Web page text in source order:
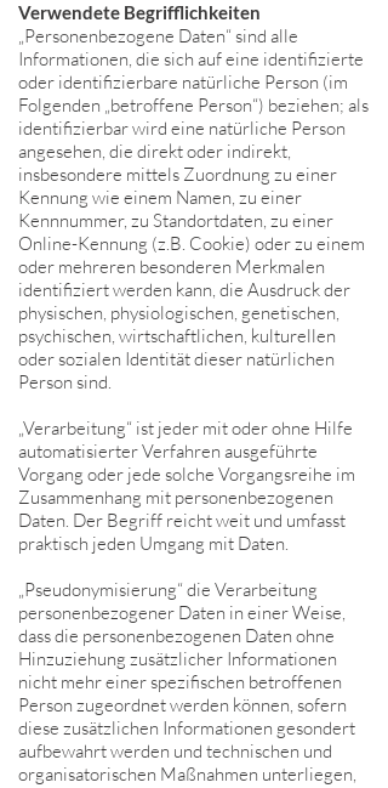
Verwendete Begrifflichkeiten
„Personenbezogene Daten“ sind alle
Informationen, die sich auf eine identifizierte
oder identifizierbare natürliche Person (im
Folgenden „betroffene Person“) beziehen; als
identifizierbar wird eine natürliche Person
angesehen, die direkt oder indirekt,
insbesondere mittels Zuordnung zu einer
Kennung wie einem Namen, zu einer
Kennnummer, zu Standortdaten, zu einer
Online-Kennung (z.B. Cookie) oder zu einem
oder mehreren besonderen Merkmalen
identifiziert werden kann, die Ausdruck der
physischen, physiologischen, genetischen,
psychischen, wirtschaftlichen, kulturellen
oder sozialen Identität dieser natürlichen
Person sind.
„Verarbeitung“ ist jeder mit oder ohne Hilfe
automatisierter Verfahren ausgeführte
Vorgang oder jede solche Vorgangsreihe im
Zusammenhang mit personenbezogenen
Daten. Der Begriff reicht weit und umfasst
praktisch jeden Umgang mit Daten.
„Pseudonymisierung“ die Verarbeitung
personenbezogener Daten in einer Weise,
dass die personenbezogenen Daten ohne
Hinzuziehung zusätzlicher Informationen
nicht mehr einer spezifischen betroffenen
Person zugeordnet werden können, sofern
diese zusätzlichen Informationen gesondert
aufbewahrt werden und technischen und
organisatorischen Maßnahmen unterliegen,